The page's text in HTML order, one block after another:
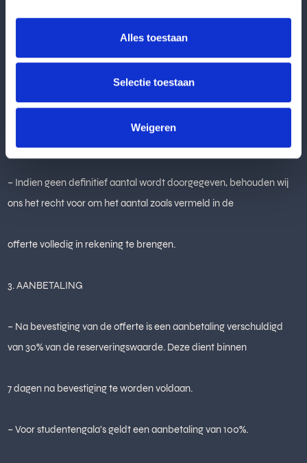
Alles toestaan
Selectie toestaan
Weigeren
extra kosten verbonden zijn.
– Een lager aantal dan het opgegeven aantal in de offerte is
uitsluitend mogelijk na schriftelijk overleg en bevestiging
– Indien geen definitief aantal wordt doorgegeven, behouden wij
ons het recht voor om het aantal zoals vermeld in de
offerte volledig in rekening te brengen.
3. AANBETALING
– Na bevestiging van de offerte is een aanbetaling verschuldigd
van 30% van de reserveringswaarde. Deze dient binnen
7 dagen na bevestiging te worden voldaan.
– Voor studentengala’s geldt een aanbetaling van 100%.